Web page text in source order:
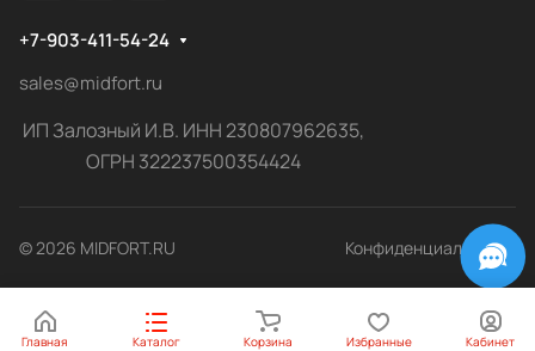
+7-903-411-54-24
sales@midfort.ru
ИП Залозный И.В. ИНН 230807962635,
ОГРН 322237500354424
© 2026 MIDFORT.RU Конфиденциальность
Главная Каталог Корзина Избранные Кабинет